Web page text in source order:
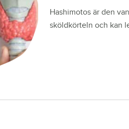
Hashimotos är den
sköldkörteln och kan